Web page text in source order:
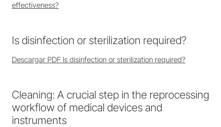
effectiveness?
Is disinfection or sterilization required?
Descargar PDF Is disinfection or sterilization required?
Cleaning: A crucial step in the reprocessing
workflow of medical devices and
instruments